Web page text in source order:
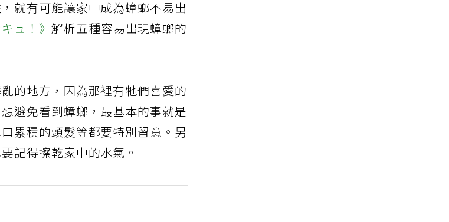
就有可能讓家中成為蟑螂不易出
ュ！》解析五種容易出現蟑螂的
的地方，因為那裡有牠們喜愛的
想避免看到蟑螂，最基本的事就是
累積的頭髮等都要特別留意。另
記得擦乾家中的水氣。